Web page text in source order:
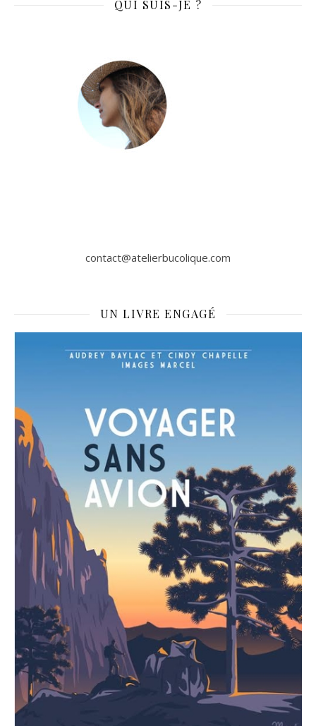
QUI SUIS-JE ?
contact@atelierbucolique.com
UN LIVRE ENGAGÉ